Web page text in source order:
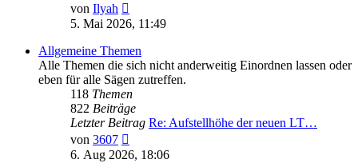
von Ilyah
Beitrag
5. Mai 2026, 11:49
Allgemeine Themen
Alle Themen die sich nicht anderweitig Einordnen lassen oder
eben für alle Sägen zutreffen.
118 Themen
822 Beiträge
Letzter Beitrag Re: Aufstellhöhe der neuen LT…
von 3607
Beitrag
6. Aug 2026, 18:06